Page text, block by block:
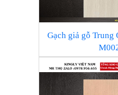
Gạch giả gỗ Trung